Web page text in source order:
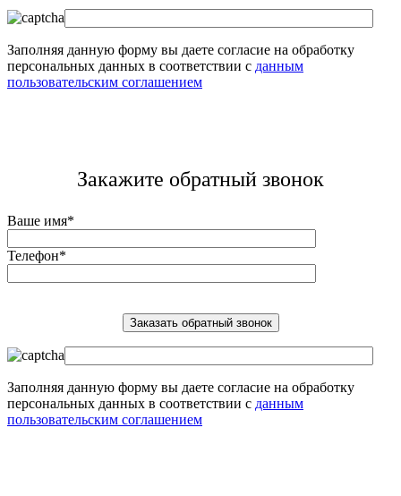
Заполняя данную форму вы даете согласие на обработку
персональных данных в соответствии с данным
пользовательским соглашением
Закажите обратный звонок
Ваше имя*
Телефон*
Заполняя данную форму вы даете согласие на обработку
персональных данных в соответствии с данным
пользовательским соглашением